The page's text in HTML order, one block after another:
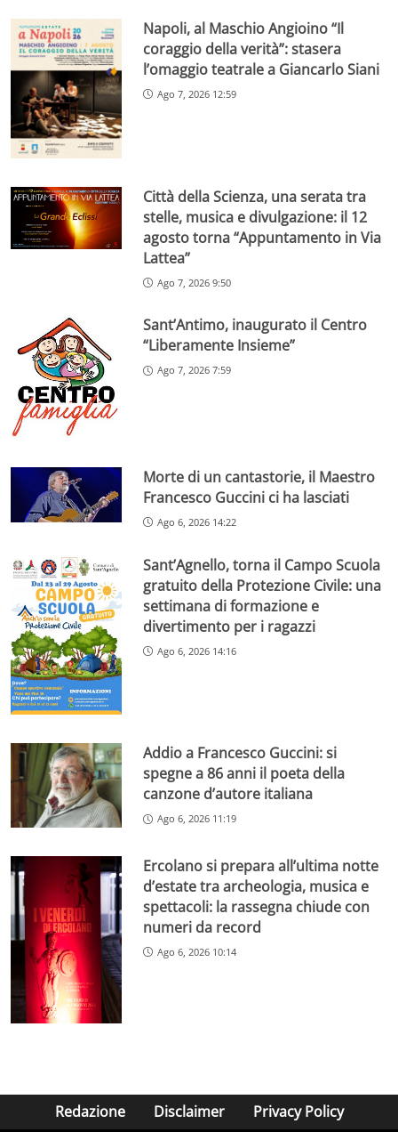
Napoli, al Maschio Angioino “Il
coraggio della verità”: stasera
l’omaggio teatrale a Giancarlo Siani
Ago 7, 2026 12:59
Città della Scienza, una serata tra
stelle, musica e divulgazione: il 12
agosto torna “Appuntamento in Via
Lattea”
Ago 7, 2026 9:50
Sant’Antimo, inaugurato il Centro
“Liberamente Insieme”
Ago 7, 2026 7:59
Morte di un cantastorie, il Maestro
Francesco Guccini ci ha lasciati
Ago 6, 2026 14:22
Sant’Agnello, torna il Campo Scuola
gratuito della Protezione Civile: una
settimana di formazione e
divertimento per i ragazzi
Ago 6, 2026 14:16
Addio a Francesco Guccini: si
spegne a 86 anni il poeta della
canzone d’autore italiana
Ago 6, 2026 11:19
Ercolano si prepara all’ultima notte
d’estate tra archeologia, musica e
spettacoli: la rassegna chiude con
numeri da record
Ago 6, 2026 10:14
Redazione Disclaimer Privacy Policy